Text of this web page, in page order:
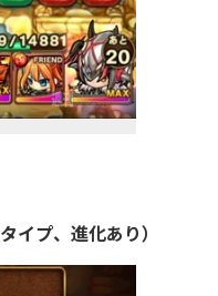
タイプ、進化あり）